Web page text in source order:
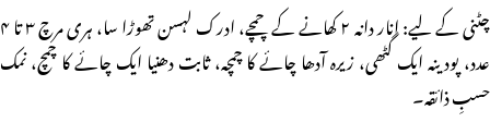
چٹنی کے لیے: انار دانہ ۲ کھانے کے چمچے، ادرک لہسن تھوڑا سا، ہری مرچ ۳ تا ۴
عدد، پودینہ ایک گٹھی، زیرہ آدھا چائے کا چمچہ، ثابت دھنیا ایک چائے کا چمچ، نمک
حسبِ ذائقہ۔